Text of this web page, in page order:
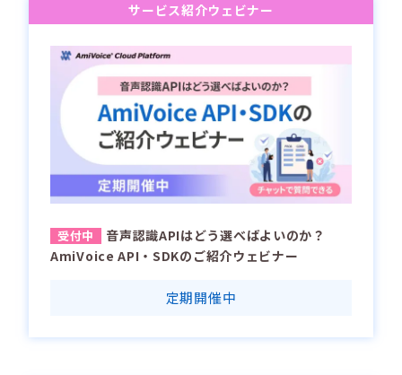
サービス紹介ウェビナー
音声認識APIはどう選べばよいのか？
AmiVoice API・SDKのご紹介ウェビナー
定期開催中